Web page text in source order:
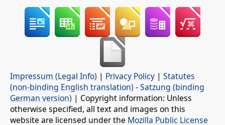
Impressum (Legal Info) | Privacy Policy | Statutes
(non-binding English translation) -Satzung (binding
German version) | Copyright information: Unless
otherwise specified, all text and images on this
website are licensed under the Mozilla Public License